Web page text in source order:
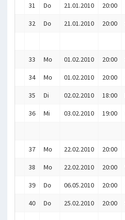
31 Do 21.01.2010 20:00
32 Do 21.01.2010 20:00
33 Mo 01.02.2010 20:00
34 Mo 01.02.2010 20:00
35 Di 02.02.2010 18:00
36 Mi 03.02.2010 19:00
37 Mo 22.02.2010 20:00
38 Mo 22.02.2010 20:00
39 Do 06.05.2010 20:00
40 Do 25.02.2010 20:00